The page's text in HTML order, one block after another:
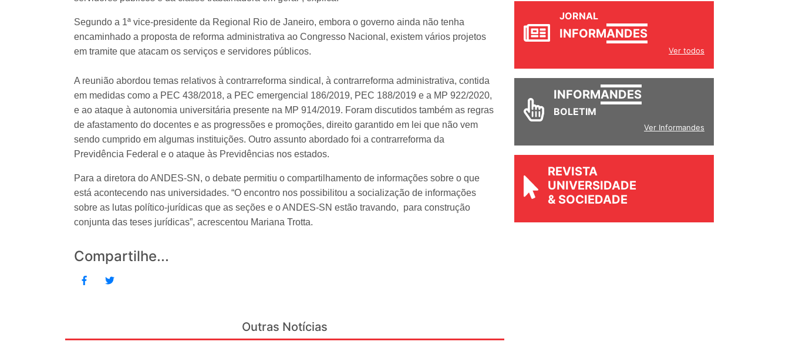
Segundo a 1ª vice-presidente da Regional Rio de Janeiro, embora o governo ainda não tenha
encaminhado a proposta de reforma administrativa ao Congresso Nacional, existem vários projetos
em tramite que atacam os serviços e servidores públicos.
A reunião abordou temas relativos à contrarreforma sindical, à contrarreforma administrativa, contida
em medidas como a PEC 438/2018, a PEC emergencial 186/2019, PEC 188/2019 e a MP 922/2020,
e ao ataque à autonomia universitária presente na MP 914/2019. Foram discutidos também as regras
de afastamento do docentes e as progressões e promoções, direito garantido em lei que não vem
sendo cumprido em algumas instituições. Outro assunto abordado foi a contrarreforma da
Previdência Federal e o ataque às Previdências nos estados.
Para a diretora do ANDES-SN, o debate permitiu o compartilhamento de informações sobre o que
está acontecendo nas universidades. “O encontro nos possibilitou a socialização de informações
sobre as lutas político-jurídicas que as seções e o ANDES-SN estão travando, para construção
conjunta das teses jurídicas”, acrescentou Mariana Trotta.
Compartilhe...
Outras Notícias
JORNAL
Ver todos
INFORM
Ver Informandes
REVISTA
UNIVERSIDADE